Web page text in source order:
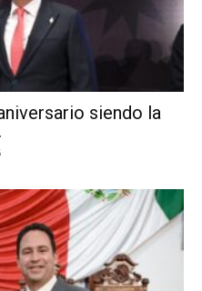
siendo la